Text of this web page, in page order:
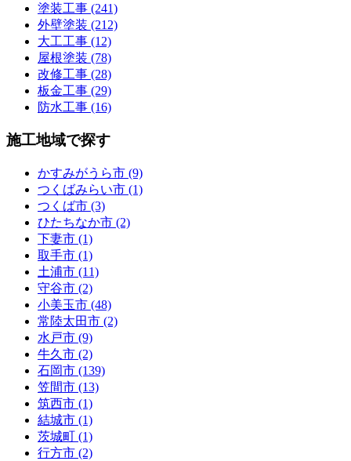
塗装工事 (241)
外壁塗装 (212)
大工工事 (12)
屋根塗装 (78)
改修工事 (28)
板金工事 (29)
防水工事 (16)
施工地域で探す
かすみがうら市 (9)
つくばみらい市 (1)
つくば市 (3)
ひたちなか市 (2)
下妻市 (1)
取手市 (1)
土浦市 (11)
守谷市 (2)
小美玉市 (48)
常陸太田市 (2)
水戸市 (9)
牛久市 (2)
石岡市 (139)
笠間市 (13)
筑西市 (1)
結城市 (1)
茨城町 (1)
行方市 (2)